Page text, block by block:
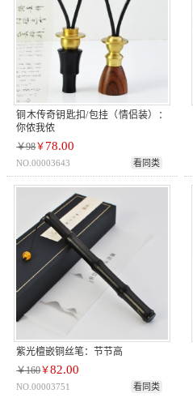
铜木传奇钥匙扣/包挂（情侣装）：
你侬我侬
￥98￥ 78.00
NO.00003643 看同类
紫光檀嵌铜丝笔：节节高
￥160￥82.00
NO.00003751 看同类